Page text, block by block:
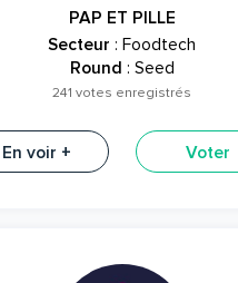
PAP ET PILLE
Secteur : Foodtech
Round : Seed
241 votes enregistrés
En voir + Voter